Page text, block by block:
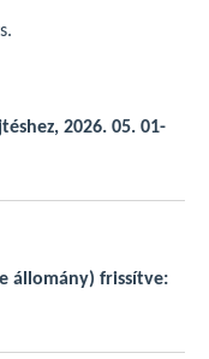
2026. 05. 01-
állomány) frissítve: